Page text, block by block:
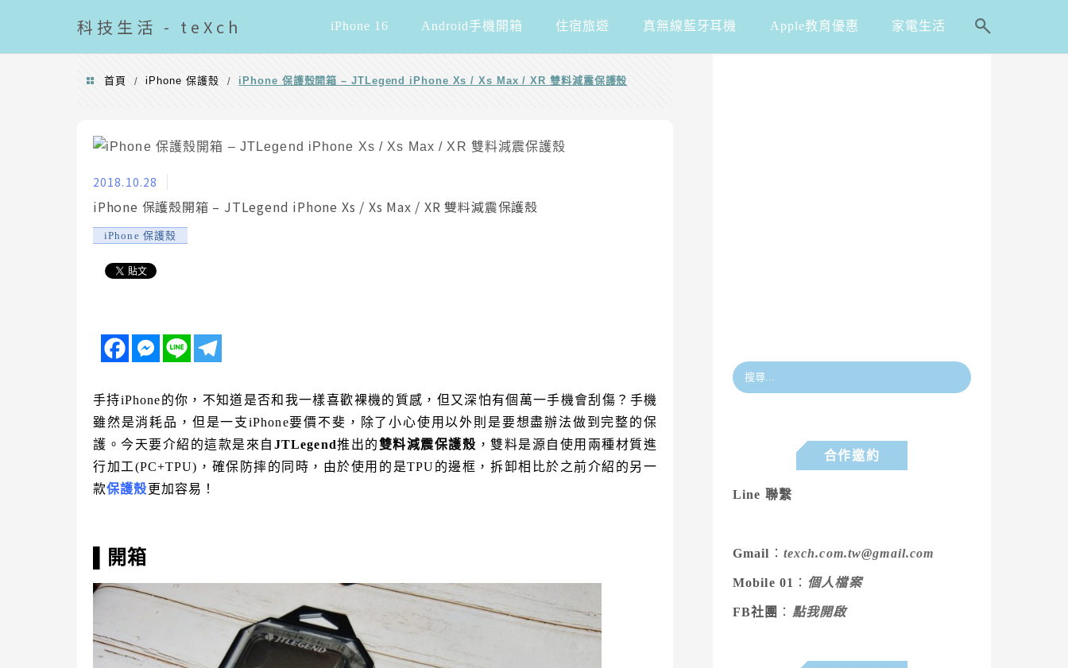
科技 生活 - teXch iPhone 16 Android手機開箱 住宿旅遊 真無線藍牙耳機 Apple教育優惠 家電生活
首頁 / iPhone 保護殼 / iPhone 保護殼開箱 – JTLegend iPhone Xs / Xs Max / XR 雙料減震保護殼
2018.10.28
iPhone 保護殼開箱 – JTLegend iPhone Xs / Xs Max / XR 雙料減震保護殼
iPhone 保護殼
手持iPhone的你，不知道是否和我一樣喜歡裸機的質感，但又深怕有個萬一手機會刮傷？手機
雖然是消耗品，但是一支iPhone要價不斐，除了小心使用以外則是要想盡辦法做到完整的保
護。今天要介紹的這款是來自 JTLegend推出的雙料減震保護殼 ，雙料是源自使用兩種材質進
行加工(PC+TPU)，確保防摔的同時，由於使用的是TPU的邊框，拆卸相比於之前介紹的另一
款保護殼 更加容易！
▌開箱
合作邀約
Line 聯繫
Gmail ： texch.com.tw@gmail.com
Mobile 01 ： 個人檔案
FB社團 ： 點我開啟